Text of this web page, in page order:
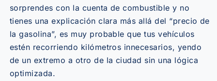
sorprendes con la cuenta de combustible y no
tienes una explicación clara más allá del “precio de
la gasolina”, es muy probable que tus vehículos
estén recorriendo kilómetros innecesarios, yendo
de un extremo a otro de la ciudad sin una lógica
optimizada.